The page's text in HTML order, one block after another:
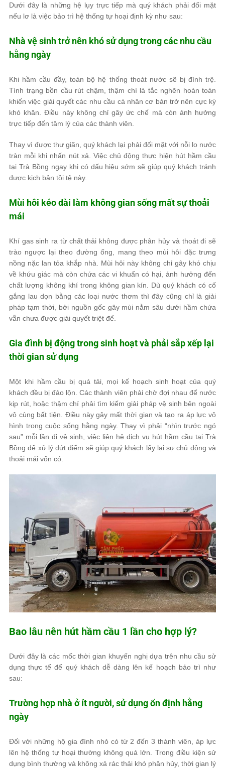
Dưới đây là những hệ lụy trực tiếp mà quý khách phải đối mặt
nếu lơ là việc bảo trì hệ thống tự hoại định kỳ như sau:
Nhà vệ sinh trở nên khó sử dụng trong các nhu cầu
hằng ngày
Khi hầm cầu đầy, toàn bộ hệ thống thoát nước sẽ bị đình trệ.
Tình trạng bồn cầu rút chậm, thậm chí là tắc nghẽn hoàn toàn
khiến việc giải quyết các nhu cầu cá nhân cơ bản trở nên cực kỳ
khó khăn. Điều này không chỉ gây ức chế mà còn ảnh hưởng
trực tiếp đến tâm lý của các thành viên.
Thay vì được thư giãn, quý khách lại phải đối mặt với nỗi lo nước
tràn mỗi khi nhấn nút xả. Việc chủ động thực hiện hút hầm cầu
tại Trà Bồng ngay khi có dấu hiệu sớm sẽ giúp quý khách tránh
được kịch bản tồi tệ này.
Mùi hôi kéo dài làm không gian sống mất sự thoải
mái
Khí gas sinh ra từ chất thải không được phân hủy và thoát đi sẽ
trào ngược lại theo đường ống, mang theo mùi hôi đặc trưng
nồng nặc lan tỏa khắp nhà. Mùi hôi này không chỉ gây khó chịu
về khứu giác mà còn chứa các vi khuẩn có hại, ảnh hưởng đến
chất lượng không khí trong không gian kín. Dù quý khách có cố
gắng lau dọn bằng các loại nước thơm thì đây cũng chỉ là giải
pháp tạm thời, bởi nguồn gốc gây mùi nằm sâu dưới hầm chứa
vẫn chưa được giải quyết triệt để.
Gia đình bị động trong sinh hoạt và phải sắp xếp lại
thời gian sử dụng
Một khi hầm cầu bị quá tải, mọi kế hoạch sinh hoạt của quý
khách đều bị đảo lộn. Các thành viên phải chờ đợi nhau để nước
kịp rút, hoặc thậm chí phải tìm kiếm giải pháp vệ sinh bên ngoài
vô cùng bất tiện. Điều này gây mất thời gian và tạo ra áp lực vô
hình trong cuộc sống hằng ngày. Thay vì phải “nhìn trước ngó
sau” mỗi lần đi vệ sinh, việc liên hệ dịch vụ hút hầm cầu tại Trà
Bồng để xử lý dứt điểm sẽ giúp quý khách lấy lại sự chủ động và
thoải mái vốn có.
Bao lâu nên hút hầm cầu 1 lần cho hợp lý?
Dưới đây là các mốc thời gian khuyến nghị dựa trên nhu cầu sử
dụng thực tế để quý khách dễ dàng lên kế hoạch bảo trì như
sau:
Trường hợp nhà ở ít người, sử dụng ổn định hằng
ngày
Đối với những hộ gia đình nhỏ có từ 2 đến 3 thành viên, áp lực
lên hệ thống tự hoại thường không quá lớn. Trong điều kiện sử
dụng bình thường và không xả rác thải khó phân hủy, thời gian lý